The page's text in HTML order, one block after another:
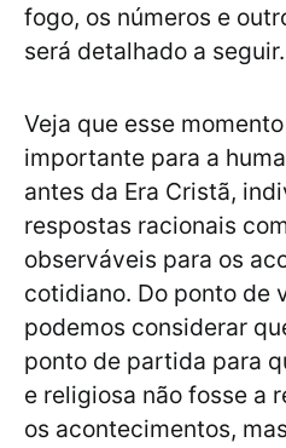
fogo, os números e
será detalhado a seguir.
Veja que esse
importante para a
antes da Era Cristã,
respostas racionais
observáveis para os
cotidiano. Do ponto de
podemos considerar
ponto de partida para
e religiosa não fosse a
os acontecimentos,